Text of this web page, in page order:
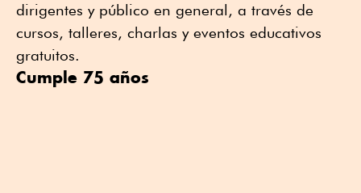
dirigentes y público en general, a través de
cursos, talleres, charlas y eventos educativos
gratuitos.
Cumple 75 años